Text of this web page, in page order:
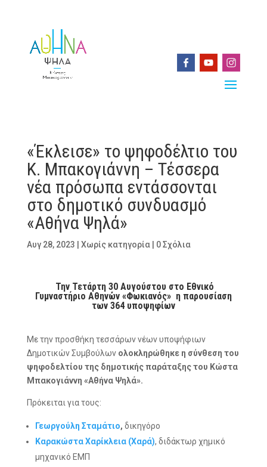
«Έκλεισε» το ψηφοδέλτιο του
Κ. Μπακογιάννη – Τέσσερα
νέα πρόσωπα εντάσσονται
στο δημοτικό συνδυασμό
«Αθήνα Ψηλά»
Αυγ 28, 2023 Χωρίς κατηγορία| 0 Σχόλια
Την Τετάρτη 30 Αυγούστου στο Εθνικό
Γυμναστήριο Αθηνών «Φωκιανός» η παρουσίαση
των 364 υποψηφίων
Με την προσθήκη τεσσάρων νέων υποψήφιων
Δημοτικών Συμβούλων ολοκληρώθηκε η σύνθεση του
ψηφοδελτίου της δημοτικής παράταξης του Κώστα
Μπακογιάννη «Αθήνα Ψηλά».
Πρόκειται για τους:
Γεωργούλη Σταμάτιο, δικηγόρο
Καρακώστα Χαρίκλεια (Χαρά), διδάκτωρ χημικό
μηχανικό ΕΜΠ